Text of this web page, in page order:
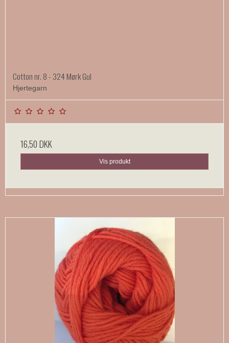
Cotton nr. 8 - 324 Mørk Gul
Hjertegarn
16,50 DKK
Vis produkt